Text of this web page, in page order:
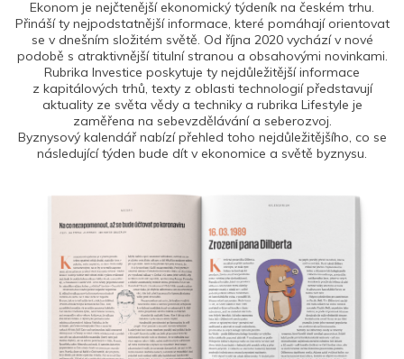
Ekonom je nejčtenější ekonomický týdeník na českém trhu.
Přináší ty nejpodstatnější informace, které pomáhají orientovat
se v dnešním složitém světě. Od října 2020 vychází v nové
podobě s atraktivnější titulní stranou a obsahovými novinkami.
Rubrika Investice poskytuje ty nejdůležitější informace
z kapitálových trhů, texty z oblasti technologií představují
aktuality ze světa vědy a techniky a rubrika Lifestyle je
zaměřena na sebevzdělávání a seberozvoj.
Byznysový kalendář nabízí přehled toho nejdůležitějšího, co se
následující týden bude dít v ekonomice a světě byznysu.